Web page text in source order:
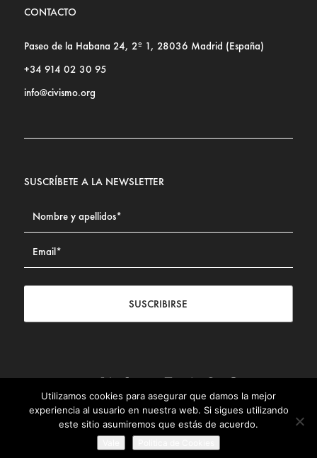
CONTACTO
Paseo de la Habana 24, 2º 1, 28036 Madrid (España)
+34 914 02 30 95
info@civismo.org
SUSCRÍBETE A LA NEWSLETTER
SUSCRIBIRSE
Contacto|Aviso legal| Política de privacidad| Política de
Cookies
© Fundación Civismo 2025
Utilizamos cookies para asegurar que damos la mejor
experiencia al usuario en nuestra web. Si sigues utilizando
este sitio asumiremos que estás de acuerdo.